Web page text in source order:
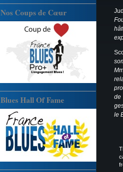
de
le
Nos Coups de Cœur
Blues Hall Of Fame